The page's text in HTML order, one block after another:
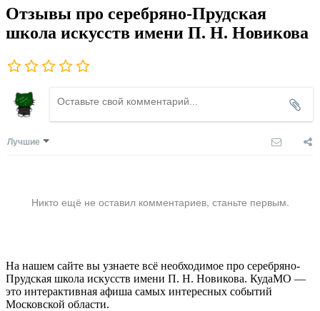
Отзывы про серебряно-Прудская
школа искусств имени П. Н. Новикова
Лучшие
Никто ещё не оставил комментариев, станьте первым.
На нашем сайте вы узнаете всё необходимое про серебряно-
Прудская школа искусств имени П. Н. Новикова. КудаМО —
это интерактивная афиша самых интересных событий
Московской области.